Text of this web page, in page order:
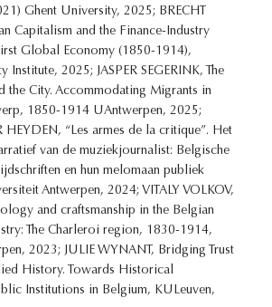
Ghent University, 2025; BRECHT
Capitalism and the Finance-Industry
Global Economy (1850-1914),
Institute, 2025; JASPER SEGERINK, The
the City. Accommodating Migrants in
1850-1914 UAntwerpen, 2025;
HEYDEN, “Les armes de la critique”. Het
van de muziekjournalist: Belgische
en hun melomaan publiek
Antwerpen, 2024; VITALY VOLKOV,
and craftsmanship in the Belgian
The Charleroi region, 1830-1914,
2023; JULIE WYNANT, Bridging Trust
History. Towards Historical
Institutions in Belgium, KULeuven,